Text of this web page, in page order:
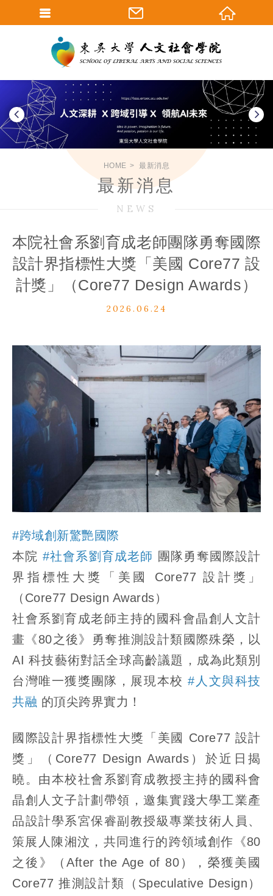
HOME 最新消息
最新消息
NEWS
本院社會系劉育成老師團隊勇奪國際
設計界指標性大獎「美國 Core77 設
計獎」（Core77 Design Awards）
2026.06.24
#跨域創新驚艷國際
本院 #社會系劉育成老師 團隊勇奪國際設計
界指標性大獎「美國 Core77 設計獎」
（Core77 Design Awards）
社會系劉育成老師主持的國科會晶創人文計
畫《80之後》勇奪推測設計類國際殊榮，以
AI 科技藝術對話全球高齡議題，成為此類別
台灣唯一獲獎團隊，展現本校 #人文與科技
共融 的頂尖跨界實力！
國際設計界指標性大獎「美國 Core77 設計
獎」（Core77 Design Awards）於近日揭
曉。由本校社會系劉育成教授主持的國科會
晶創人文子計劃帶領，邀集實踐大學工業產
品設計學系宮保睿副教授級專業技術人員、
策展人陳湘汶，共同進行的跨領域創作《80
之後》（After the Age of 80），榮獲美國
Core77 推測設計類（Speculative Design）